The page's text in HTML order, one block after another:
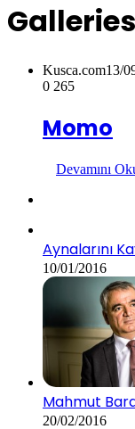
Galleries
Kusca.com13/
0 265
Momo
Devamını
Aynalarını
10/01/2016
Mahmut
20/02/2016